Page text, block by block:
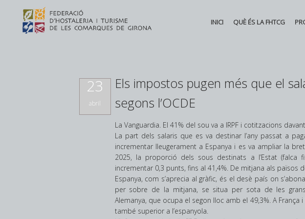
INICI QUÈ ÉS LA FHTCG
23
abril
Els impostos pugen més que el
segons l’OCDE
La Vanguardia. El 41% del sou va a IRPF i cotitzacions
La part dels salaris que es va destinar l’any passat a
incrementar lleugerament a Espanya i es va ampliar la
2025, la proporció dels sous destinats a l’Estat (falca
incrementar 0,3 punts, fins al 41,4%. De mitjana als països
Espanya, com s’aprecia al gràfic, és el desè país on
per sobre de la mitjana, se situa per sota de les
Alemanya, que ocupa el segon lloc amb el 49,3%. A
també superior a l’espanyola.